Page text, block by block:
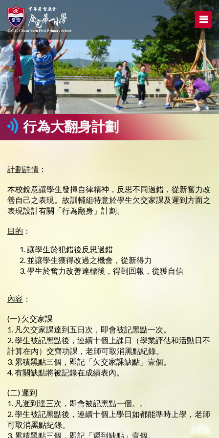
行為大翻身計劃
計劃詳情 ：
本校銳意讓學生發揮自律精神，反思不同過錯，從新奮力改
善自己之表現。故訓輔組特意於學生欠交家課及遲到方面之
表現設計有關「行為翻身」計劃。
目的 ：
讓學生於犯錯後反思過錯
並讓學生獲得改過之機會，從新得力
學生於奮力改善達標後，得到回報，從獲自信
內容 ：
(一) 欠交家課
1. 凡欠交家課達到五日次，即會被記黑點一次。
2. 學生被記黑點後，連續十個上課日（學業評估和活動日不
計算在內）交齊功課，老師可取消黑點紀錄。
3. 累積黑點三個，即記「欠交家課缺點」壹個。
4. 有關缺點將被記錄在成績表內。
(二) 遲到
1. 凡遲到達三次，即會被記黑點一個。。
2. 學生被記黑點後，連續十個上學日如都能準時上學，老師
可取消黑點紀錄。
3. 累積黑點三個，即記「遲到缺點」壹個。